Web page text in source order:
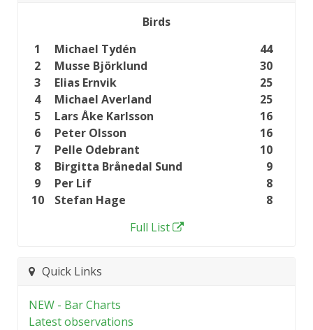
Birds
1
Michael Tydén
44
2
Musse Björklund
30
3
Elias Ernvik
25
4
Michael Averland
25
5
Lars Åke Karlsson
16
6
Peter Olsson
16
7
Pelle Odebrant
10
8
Birgitta Brånedal Sund
9
9
Per Lif
8
10
Stefan Hage
8
Full List
Quick Links
NEW - Bar Charts
Latest observations